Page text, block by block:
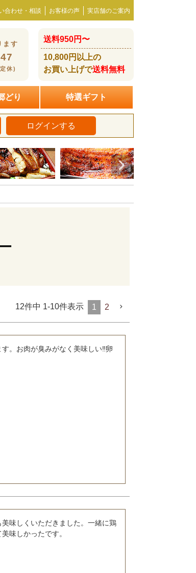
合わせ・相談 お客様の声 実店舗のご案内
ます
休)
送料950円〜
10,800円以上の
お買い上げで送料無料
どり 特選ギフト
ログインする
12件中 1-10件表示 1 2
。お肉が臭みがなく美味しい‼️卵
味しくいただきました。一緒に鶏
味しかったです。